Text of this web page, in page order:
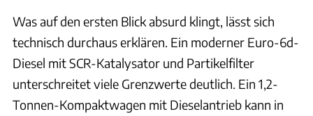
Was auf den ersten Blick absurd klingt, lässt sich
technisch durchaus erklären. Ein moderner Euro-6d-
Diesel mit SCR-Katalysator und Partikelfilter
unterschreitet viele Grenzwerte deutlich. Ein 1,2-
Tonnen-Kompaktwagen mit Dieselantrieb kann in